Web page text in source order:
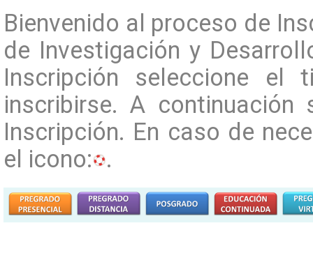
Bienvenido al proceso de
de Investigación y
Inscripción seleccione el
inscribirse. A
Inscripción. En caso de
el icono: .